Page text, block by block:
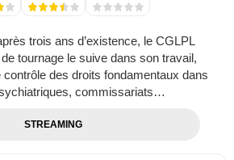
trois ans d’existence, le CGLPL
tournage le suive dans son travail,
des droits fondamentaux dans
commissariats…
STREAMING